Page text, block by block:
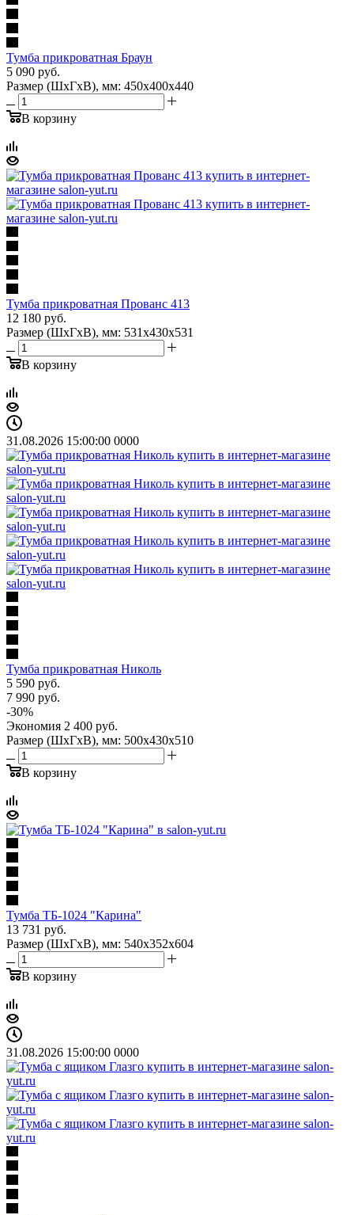
Тумба прикроватная Браун
5 090 руб.
Размер (ШхГхВ), мм: 450х400х440
В корзину
Тумба прикроватная Прованс 413
12 180 руб.
Размер (ШхГхВ), мм: 531х430х531
В корзину
31.08.2026 15:00:00 0000
Тумба прикроватная Николь
5 590 руб.
7 990 руб.
-30%
Экономия 2 400 руб.
Размер (ШхГхВ), мм: 500х430х510
В корзину
Тумба ТБ-1024 "Карина"
13 731 руб.
Размер (ШхГхВ), мм: 540х352х604
В корзину
31.08.2026 15:00:00 0000